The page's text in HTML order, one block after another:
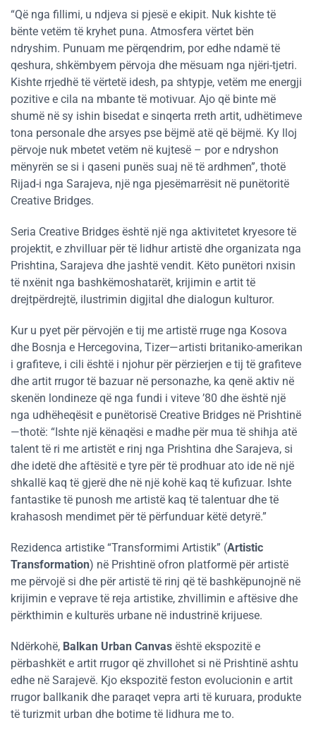
“Që nga fillimi, u ndjeva si pjesë e ekipit. Nuk kishte të
bënte vetëm të kryhet puna. Atmosfera vërtet bën
ndryshim. Punuam me përqendrim, por edhe ndamë të
qeshura, shkëmbyem përvoja dhe mësuam nga njëri-tjetri.
Kishte rrjedhë të vërtetë idesh, pa shtypje, vetëm me energji
pozitive e cila na mbante të motivuar. Ajo që binte më
shumë në sy ishin bisedat e sinqerta rreth artit, udhëtimeve
tona personale dhe arsyes pse bëjmë atë që bëjmë. Ky lloj
përvoje nuk mbetet vetëm në kujtesë – por e ndryshon
mënyrën se si i qaseni punës suaj në të ardhmen”, thotë
Rijad-i nga Sarajeva, një nga pjesëmarrësit në punëtoritë
Creative Bridges.
Seria Creative Bridges është një nga aktivitetet kryesore të
projektit, e zhvilluar për të lidhur artistë dhe organizata nga
Prishtina, Sarajeva dhe jashtë vendit. Këto punëtori nxisin
të nxënit nga bashkëmoshatarët, krijimin e artit të
drejtpërdrejtë, ilustrimin digjital dhe dialogun kulturor.
Kur u pyet për përvojën e tij me artistë rruge nga Kosova
dhe Bosnja e Hercegovina, Tizer—artisti britaniko-amerikan
i grafiteve, i cili është i njohur për përzierjen e tij të grafiteve
dhe artit rrugor të bazuar në personazhe, ka qenë aktiv në
skenën londineze që nga fundi i viteve ’80 dhe është një
nga udhëheqësit e punëtorisë Creative Bridges në Prishtinë
—thotë: “Ishte një kënaqësi e madhe për mua të shihja atë
talent të ri me artistët e rinj nga Prishtina dhe Sarajeva, si
dhe idetë dhe aftësitë e tyre për të prodhuar ato ide në një
shkallë kaq të gjerë dhe në një kohë kaq të kufizuar. Ishte
fantastike të punosh me artistë kaq të talentuar dhe të
krahasosh mendimet për të përfunduar këtë detyrë.”
Rezidenca artistike “Transformimi Artistik” (Artistic
Transformation) në Prishtinë ofron platformë për artistë
me përvojë si dhe për artistë të rinj që të bashkëpunojnë në
krijimin e veprave të reja artistike, zhvillimin e aftësive dhe
përkthimin e kulturës urbane në industrinë krijuese.
Ndërkohë, Balkan Urban Canvas është ekspozitë e
përbashkët e artit rrugor që zhvillohet si në Prishtinë ashtu
edhe në Sarajevë. Kjo ekspozitë feston evolucionin e artit
rrugor ballkanik dhe paraqet vepra arti të kuruara, produkte
të turizmit urban dhe botime të lidhura me to.